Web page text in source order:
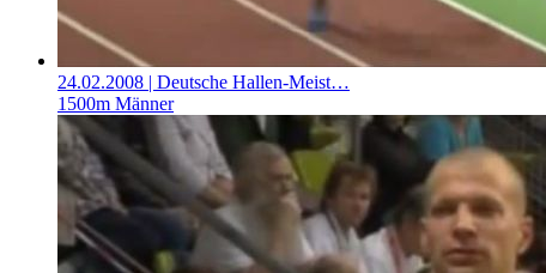
24.02.2008 | Deutsche Hallen-Meist…
1500m Männer